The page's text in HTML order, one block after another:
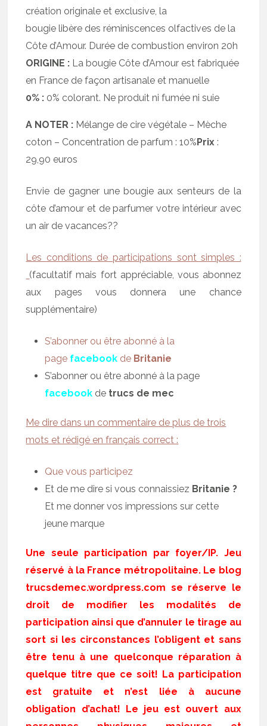
création originale et exclusive, la
bougie libère des réminiscences olfactives de la
Côte d’Amour. Durée de combustion environ 20h
ORIGINE : La bougie Côte d’Amour est fabriquée
en France de façon artisanale et manuelle
0% : 0% colorant. Ne produit ni fumée ni suie
A NOTER : Mélange de cire végétale – Mèche
coton – Concentration de parfum : 10%Prix :
29,90 euros
Envie de gagner une bougie aux senteurs de la
côte d’amour et de parfumer votre intérieur avec
un air de vacances??
Les conditions de participations sont simples :
(facultatif mais fort appréciable, vous abonnez
aux pages vous donnera une chance
supplémentaire)
S’abonner ou être abonné à la
page facebook de Britanie
S’abonner ou être abonné à la page
facebook de trucs de mec
Me dire dans un commentaire de plus de trois
mots et rédigé en français correct :
Que vous participez
Et de me dire si vous connaissiez Britanie ?
Et me donner vos impressions sur cette
jeune marque
Une seule participation par foyer/IP. Jeu
réservé à la France métropolitaine. Le blog
trucsdemec.wordpress.com se réserve le
droit de modifier les modalités de
participation ainsi que d’annuler le tirage au
sort si les circonstances l’obligent et sans
être tenu à une quelconque réparation à
quelque titre que ce soit! La participation
est gratuite et n’est liée à aucune
obligation d’achat! Le jeu est ouvert aux